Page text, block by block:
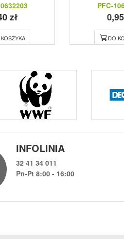
zł
PFC-
DO
INFOLINIA
32 41 34 011
Pn-Pt 8:00 - 16:00